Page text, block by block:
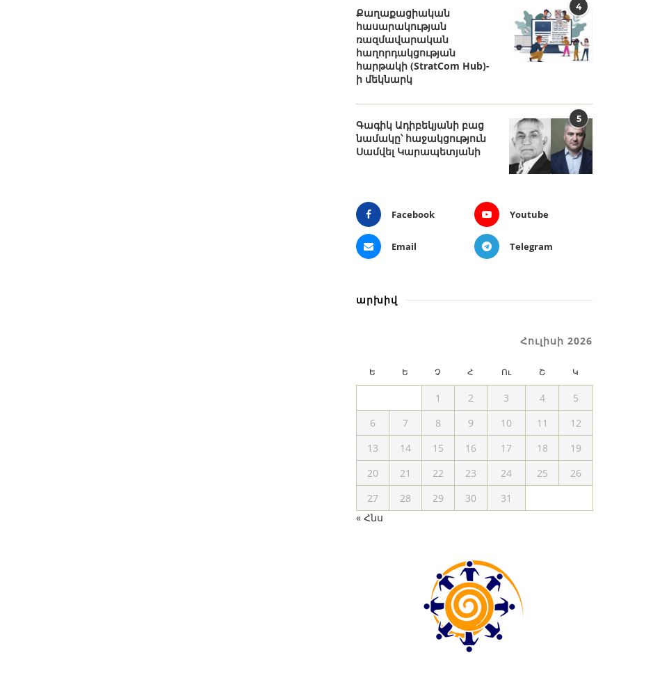
4
Քաղաքացիական
հասարակության
ռազմավարական
հաղորդակցության
հարթակի (StratCom Hub)-
ի մեկնարկ
5
Գագիկ Ադիբեկյանի բաց
նամակը՝ հաջակցություն
Սամվել Կարապետյանի
Facebook Youtube
Email Telegram
արխիվ
Հուլիսի 2026
Ե Ե Չ Հ Ու Շ Կ
1 2 3 4
5
6
7 8 9 10 11
12
13
14 15 16 17 18
19
20
21 22 23 24 25
26
27
28 29 30
31
« Հնս